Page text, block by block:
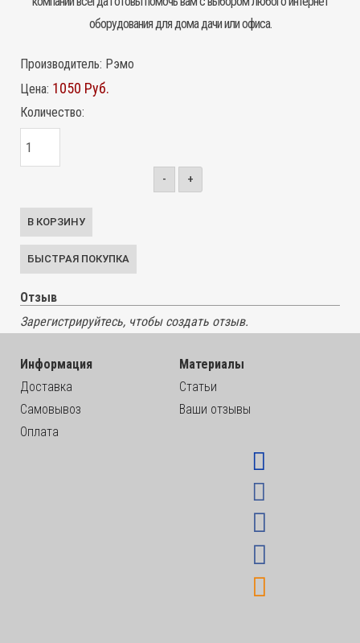
оборудования для дома дачи или офиса.
Производитель: Рэмо
Цена: 1050 Руб.
Количество:
- +
Отзыв
Зарегистрируйтесь, чтобы создать отзыв.
Информация
Доставка
Самовывоз
Оплата
Материалы
Статьи
Ваши отзывы